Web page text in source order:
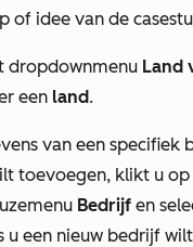
of idee van de
dropdownmenu Land
een land.
van een specifiek
toevoegen, klikt u
Bedrijf en
u een nieuw bedrijf